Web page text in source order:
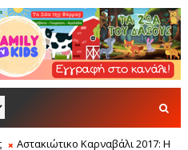
Αστακιώτικο Καρναβάλι 2017: Η